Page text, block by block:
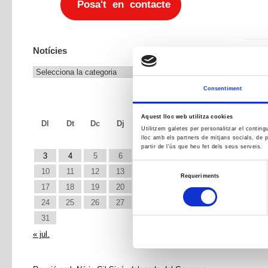
Consentiment
Aquest lloc web utilitza cookies
Utilitzem galetes per personalitzar el
lloc amb els partners de mitjans socials, de
partir de l'ús que heu fet dels seus serveis.
Requeriments
Posa't en contacte
Notícies
Notícies
Dl
Dt Dc Dj
1
2
3
4 5 6
10
11 12 13
17
18 19 20
23
24
25 26 27
31
« jul.